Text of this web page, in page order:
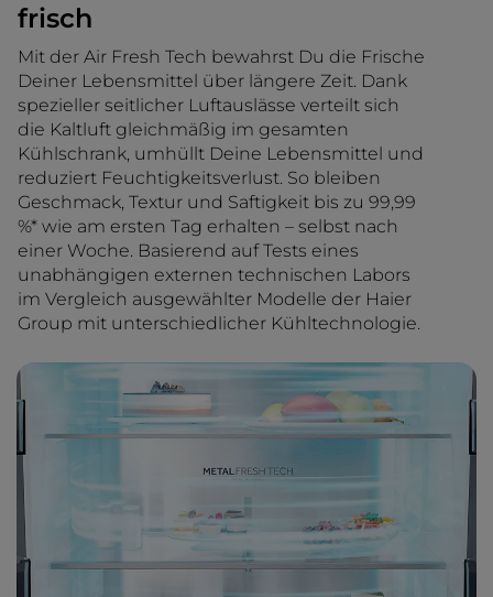
frisch
Mit der Air Fresh Tech bewahrst Du die Frische
Deiner Lebensmittel über längere Zeit. Dank
spezieller seitlicher Luftauslässe verteilt sich
die Kaltluft gleichmäßig im gesamten
Kühlschrank, umhüllt Deine Lebensmittel und
reduziert Feuchtigkeitsverlust. So bleiben
Geschmack, Textur und Saftigkeit bis zu 99,99
%* wie am ersten Tag erhalten – selbst nach
einer Woche. Basierend auf Tests eines
unabhängigen externen technischen Labors
im Vergleich ausgewählter Modelle der Haier
Group mit unterschiedlicher Kühltechnologie.